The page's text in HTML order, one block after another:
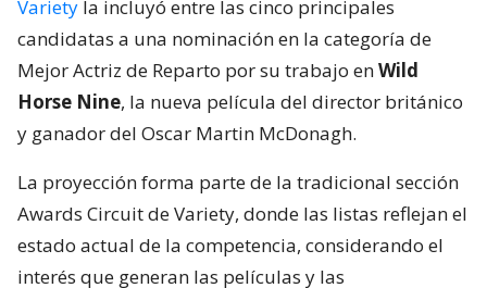
Variety la incluyó entre las cinco principales
candidatas a una nominación en la categoría de
Mejor Actriz de Reparto por su trabajo enWild
Horse Nine, la nueva película del director británico
y ganador del Oscar Martin McDonagh.
La proyección forma parte de la tradicional sección
Awards Circuit de Variety, donde las listas reflejan el
estado actual de la competencia, considerando el
interés que generan las películas y las